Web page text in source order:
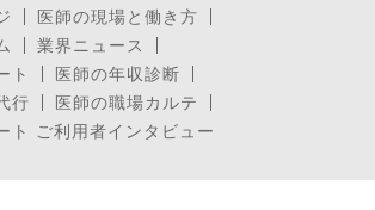
医師の現場と働き方
業界ニュース
ト
医師の年収診断
行
医師の職場カルテ
ト ご利用者インタビュー